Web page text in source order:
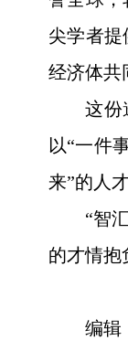
尖学者
经济体共
这份
以“一件
来”的人
“智
的才情抱
编辑